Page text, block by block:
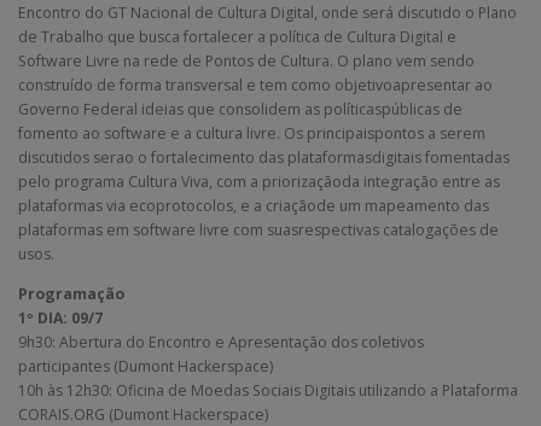
Encontro do GT Nacional de Cultura Digital, onde será discutido o Plano
de Trabalho que busca fortalecer a política de Cultura Digital e
Software Livre na rede de Pontos de Cultura. O plano vem sendo
construído de forma transversal e tem como objetivoapresentar ao
Governo Federal ideias que consolidem as políticaspúblicas de
fomento ao software e a cultura livre. Os principaispontos a serem
discutidos serao o fortalecimento das plataformasdigitais fomentadas
pelo programa Cultura Viva, com a priorizaçãoda integração entre as
plataformas via ecoprotocolos, e a criaçãode um mapeamento das
plataformas em software livre com suasrespectivas catalogações de
usos.
Programação
1º DIA: 09/7
9h30: Abertura do Encontro e Apresentação dos coletivos
participantes (Dumont Hackerspace)
10h às 12h30: Oficina de Moedas Sociais Digitais utilizando a Plataforma
CORAIS.ORG (Dumont Hackerspace)